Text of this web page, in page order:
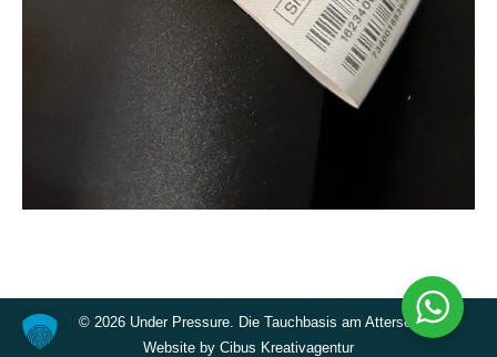
© 2026 Under Pressure. Die Tauchbasis am Attersee
Website by Cibus Kreativagentur